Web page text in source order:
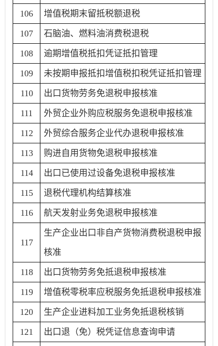
106 增值税期末留抵税额退税
107 石脑油、燃料油消费税退税
108 逾期增值税抵扣凭证抵扣管理
109 未按期申报抵扣增值税扣税凭证抵扣管理
110 出口货物劳务免退税申报核准
111 外贸企业外购应税服务免退税申报核准
112 外贸综合服务企业代办退税申报核准
113 购进自用货物免退税申报核准
114 出口已使用过设备免退税申报核准
115 退税代理机构结算核准
116 航天发射业务免退税申报核准
117
生产企业出口非自产货物消费税退税申报
核准
118 出口货物劳务免抵退税申报核准
119 增值税零税率应税服务免抵退税申报核准
120 生产企业进料加工业务免抵退税核销
121 出口退（免）税凭证信息查询申请